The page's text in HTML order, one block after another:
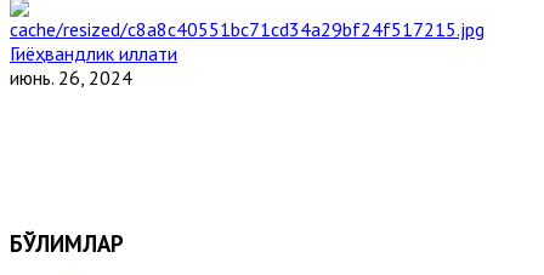
Гиёҳвандлик иллати
июнь. 26, 2024
БЎЛИМЛАР